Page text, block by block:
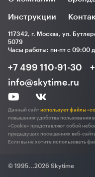
Инструкции
117342, г. Москва, ул.
5079
Часы работы: пн-пт с 09:00
+7 499 110-91-30
info@skytime.ru
Данный сайт использует файлы
повышения удобства пользования
«Cookie» представляют собой
предыдущих посещениях веб-
Если вы не хотите использовать
© 1995...2026 Skytime